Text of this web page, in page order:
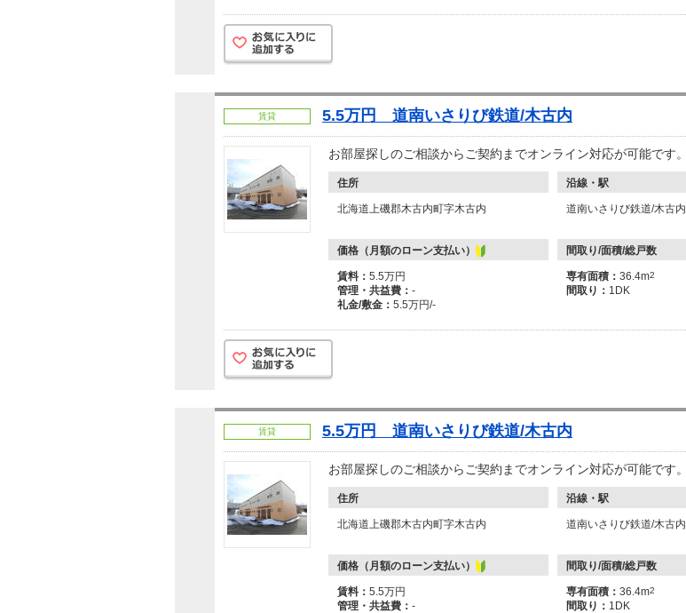
賃貸 5.5万円 道南いさりび鉄道/木古内
お部屋探しのご相談からご契約までオンライン対応が可能です。
住所 沿線・駅
北海道上磯郡木古内町字木古内 道南いさりび鉄道/木古内
価格（月額のローン支払い） 間取り/面積/総戸数
賃料： 5.5万円
管理・共益費： -
礼金/敷金： 5.5万円/-
専有面積： 36.4m2
間取り： 1DK
賃貸 5.5万円 道南いさりび鉄道/木古内
お部屋探しのご相談からご契約までオンライン対応が可能です。
住所 沿線・駅
北海道上磯郡木古内町字木古内 道南いさりび鉄道/木古内
価格（月額のローン支払い） 間取り/面積/総戸数
賃料： 5.5万円
管理・共益費： -
専有面積： 36.4m2
間取り： 1DK